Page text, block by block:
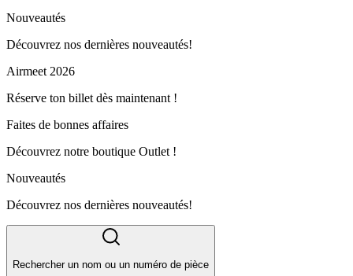
Nouveautés
Découvrez nos dernières nouveautés!
Airmeet 2026
Réserve ton billet dès maintenant !
Faites de bonnes affaires
Découvrez notre boutique Outlet !
Nouveautés
Découvrez nos dernières nouveautés!
Rechercher un nom ou un numéro de pièce